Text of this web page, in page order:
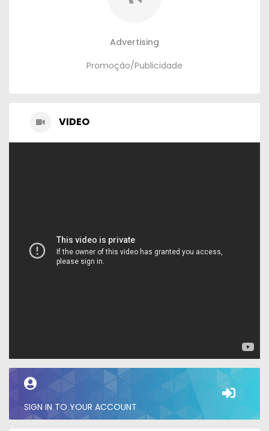
Advertising
Promoção/Publicidade
VIDEO
SIGN IN TO YOUR ACCOUNT